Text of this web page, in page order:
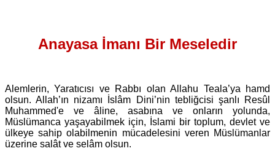
Anayasa İmanı Bir Meseledir
Alemlerin, Yaratıcısı ve Rabbı olan Allahu Teala’ya hamd
olsun. Allah’ın nizamı İslâm Dini’nin tebliğcisi şanlı Resûl
Muhammed'e ve âline, asabına ve onların yolunda,
Müslümanca yaşayabilmek için, İslami bir toplum, devlet ve
ülkeye sahip olabilmenin mücadelesini veren Müslümanlar
üzerine salât ve selâm olsun.